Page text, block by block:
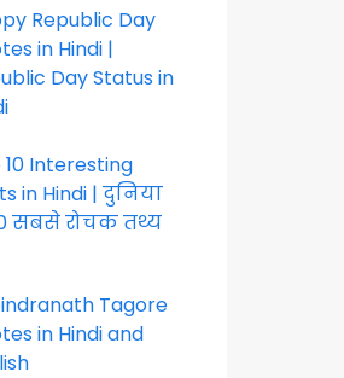
Republic Day
in Hindi |
Day Status in
10 Interesting
in Hindi | दुनिया
सबसे रोचक तथ्य
Tagore
in Hindi and